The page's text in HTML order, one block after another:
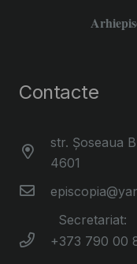
Contacte
str. Șoseaua
4601
Secretariat:
+373 790 00